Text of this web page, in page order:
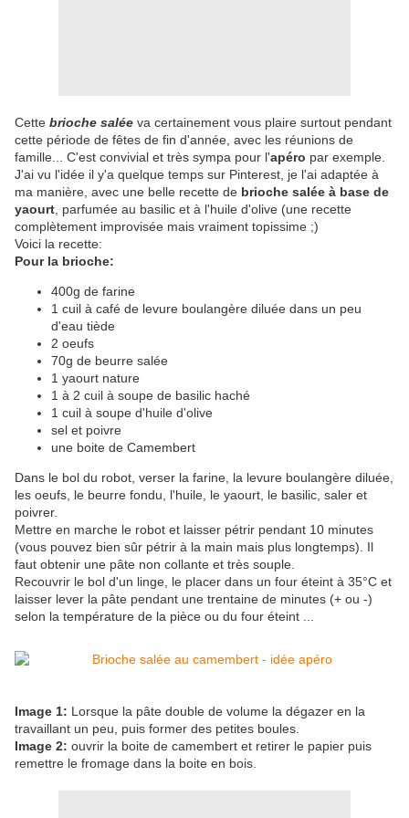
Cette brioche salée va certainement vous plaire surtout pendant
cette période de fêtes de fin d'année, avec les réunions de
famille... C'est convivial et très sympa pour l'apéro par exemple.
J'ai vu l'idée il y'a quelque temps sur Pinterest, je l'ai adaptée à
ma manière, avec une belle recette de brioche salée à base de
yaourt , parfumée au basilic et à l'huile d'olive (une recette
complètement improvisée mais vraiment topissime ;)
Voici la recette:
Pour la brioche:
400g de farine
1 cuil à café de levure boulangère diluée dans un peu
d'eau tiède
2 oeufs
70g de beurre salée
1 yaourt nature
1 à 2 cuil à soupe de basilic haché
1 cuil à soupe d'huile d'olive
sel et poivre
une boite de Camembert
Dans le bol du robot, verser la farine, la levure boulangère diluée,
les oeufs, le beurre fondu, l'huile, le yaourt, le basilic, saler et
poivrer.
Mettre en marche le robot et laisser pétrir pendant 10 minutes
(vous pouvez bien sûr pétrir à la main mais plus longtemps). Il
faut obtenir une pâte non collante et très souple.
Recouvrir le bol d'un linge, le placer dans un four éteint à 35°C et
laisser lever la pâte pendant une trentaine de minutes (+ ou -)
selon la température de la pièce ou du four éteint ...
Image 1: Lorsque la pâte double de volume la dégazer en la
travaillant un peu, puis former des petites boules.
Image 2: ouvrir la boite de camembert et retirer le papier puis
remettre le fromage dans la boite en bois.